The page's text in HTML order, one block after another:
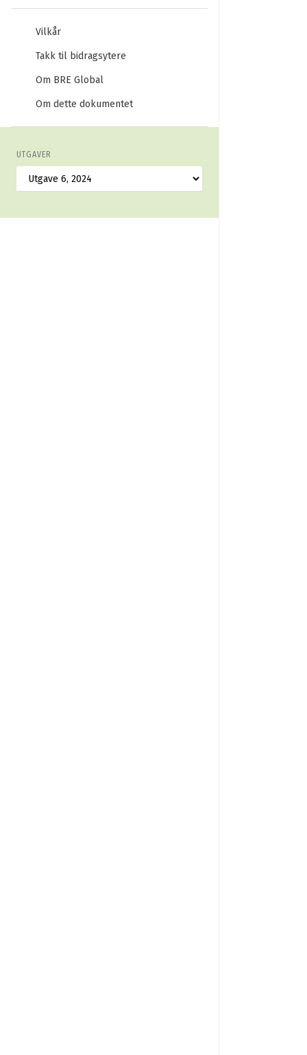
Vilkår
Takk til bidragsytere
Om BRE Global
Om dette dokumentet
UTGAVER